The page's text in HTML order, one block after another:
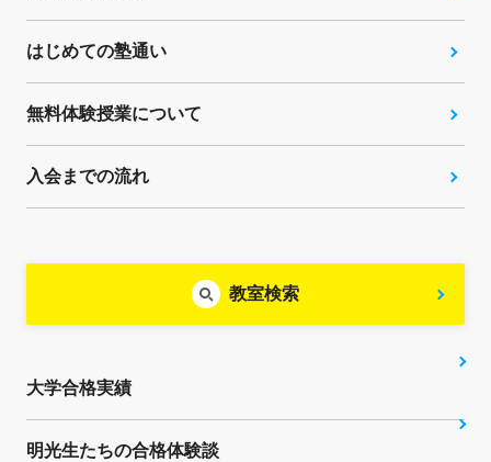
はじめての塾通い
無料体験授業について
入会までの流れ
教室検索
大学合格実績
明光生たちの合格体験談